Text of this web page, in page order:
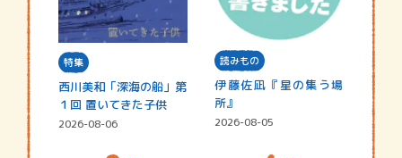
特集
西川美和「深海の船」第
１回 置いてきた子供
2026-08-06
読みもの
伊藤佐凪『星の集う場
所』
2026-08-05